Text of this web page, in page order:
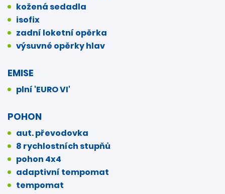
kožená sedadla
isofix
zadní loketní opěrka
výsuvné opěrky hlav
EMISE
plní 'EURO VI'
POHON
aut. převodovka
8 rychlostních stupňů
pohon 4x4
adaptivní tempomat
tempomat